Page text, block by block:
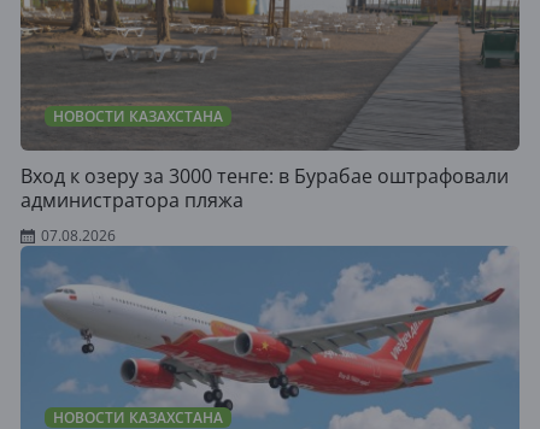
НОВОСТИ КАЗАХСТАНА
Вход к озеру за 3000 тенге: в Бурабае оштрафовали
администратора пляжа
07.08.2026
НОВОСТИ КАЗАХСТАНА